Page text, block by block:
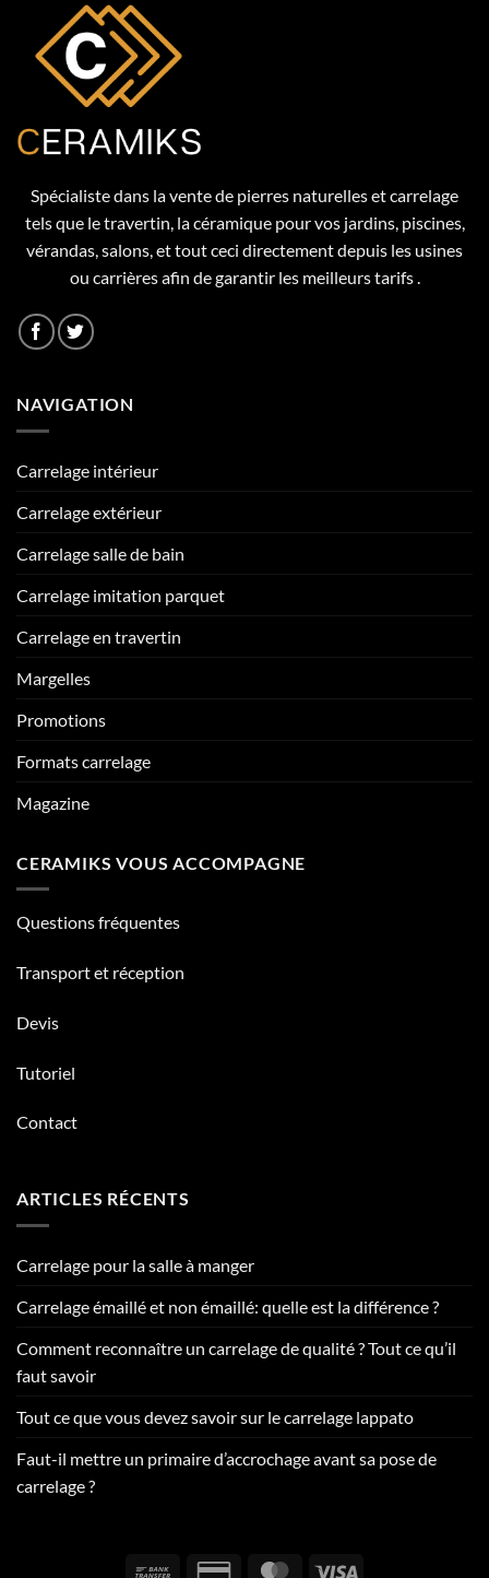
Spécialiste dans la vente de pierres naturelles et carrelage
tels que le travertin, la céramique pour vos jardins, piscines,
vérandas, salons, et tout ceci directement depuis les usines
ou carrières afin de garantir les meilleurs tarifs .
NAVIGATION
Carrelage intérieur
Carrelage extérieur
Carrelage salle de bain
Carrelage imitation parquet
Carrelage en travertin
Margelles
Promotions
Formats carrelage
Magazine
CERAMIKS VOUS ACCOMPAGNE
Questions fréquentes
Transport et réception
Devis
Tutoriel
Contact
ARTICLES RÉCENTS
Carrelage pour la salle à manger
Carrelage émaillé et non émaillé: quelle est la différence ?
Comment reconnaître un carrelage de qualité ? Tout ce qu’il
faut savoir
Tout ce que vous devez savoir sur le carrelage lappato
Faut-il mettre un primaire d’accrochage avant sa pose de
carrelage ?
Bank Credit MasterCard